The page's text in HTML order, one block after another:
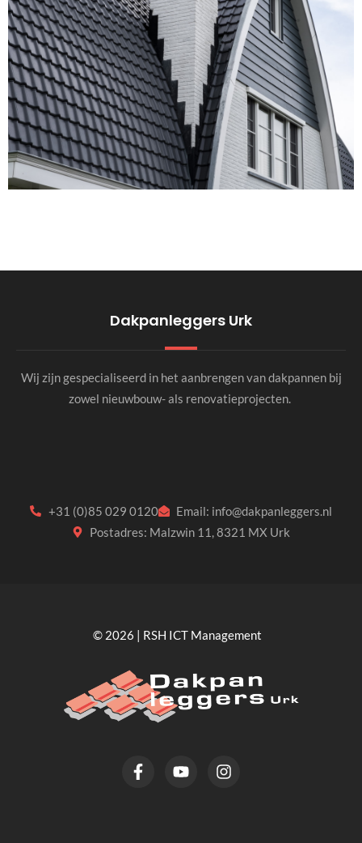
Dakpanleggers Urk
Wij zijn gespecialiseerd in het aanbrengen van dakpannen bij
zowel nieuwbouw- als renovatieprojecten.
+31 (0)85 029 0120
Email: info@dakpanleggers.nl
Postadres: Malzwin 11, 8321 MX Urk
© 2026 | RSH ICT Management